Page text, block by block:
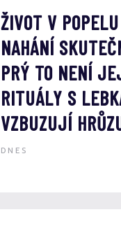
ŽIVOT V
NAHÁNÍ
PRÝ TO NENÍ
RITUÁLY S
VZBUZUJÍ
DNES